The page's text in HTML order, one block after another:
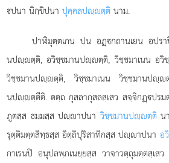
ปนา นิกฺขิปนาปุคฺคลปฺตฺติ นาม.
ปาฬิมุตฺตเกนปน อฏฺกถานเยน อป
นปฺตฺติ, อวิชฺชมานปฺตฺติ, วิชฺชมาเนน อวิ
วิชฺชมานปฺตฺติ, วิชฺชมาเนน วิชฺชมานปฺ
นปฺตฺตีติ. ตตฺถ กุสลากุสลสฺเสว สจฺจิกฏฺปรม
ภูตสฺส ธมฺมสฺส ปฺาปนาวิชฺชมานปฺตฺติ น
รุตฺติมตฺตสิทฺธสฺส อิตฺถิปุริสาทิกสฺส ปฺาปนา อ
กาเรนปิ อนุปลพฺภเนยฺยสฺส วาจาวตฺถุมตฺตสฺเ